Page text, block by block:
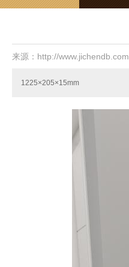
来源：http://www.jichendb.com
1225×205×15mm